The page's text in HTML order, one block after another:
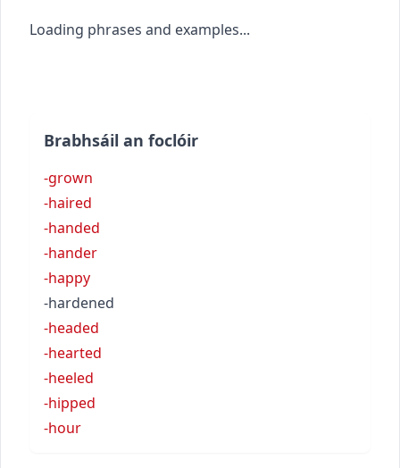
Loading phrases and examples...
Brabhsáil an foclóir
-grown
-haired
-handed
-hander
-happy
-hardened
-headed
-hearted
-heeled
-hipped
-hour